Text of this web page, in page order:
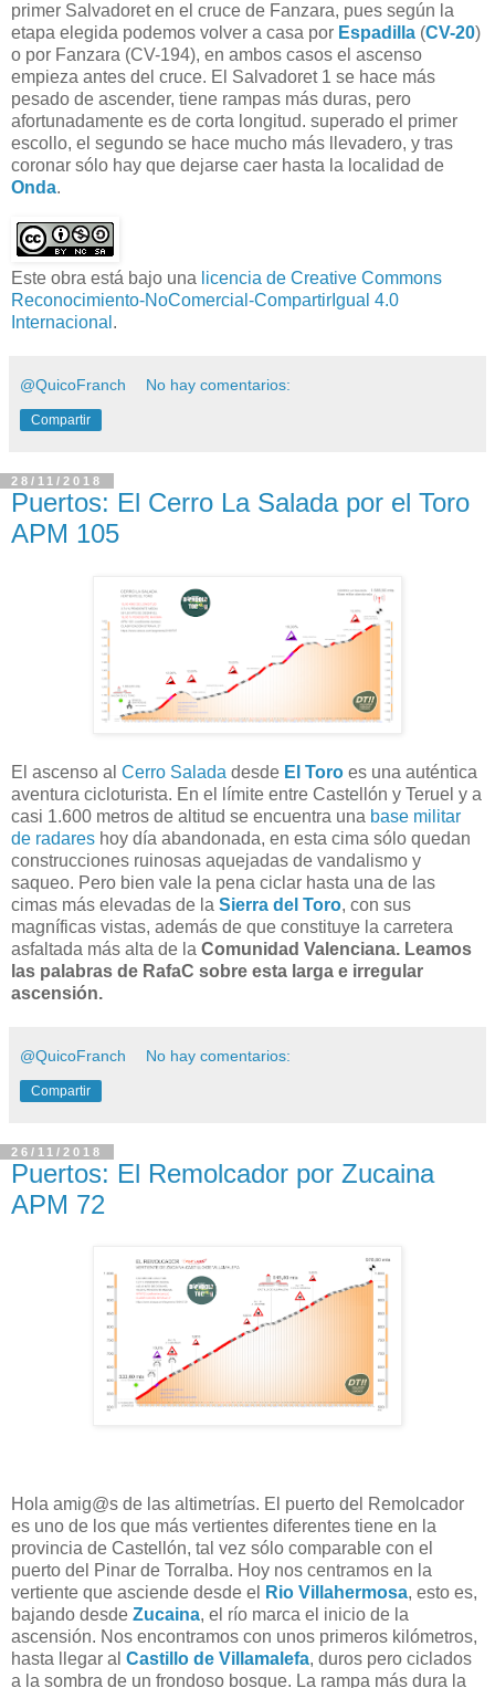
primer Salvadoret en el cruce de Fanzara, pues según la
etapa elegida podemos volver a casa por Espadilla (CV-20)
o por Fanzara (CV-194), en ambos casos el ascenso
empieza antes del cruce. El Salvadoret 1 se hace más
pesado de ascender, tiene rampas más duras, pero
afortunadamente es de corta longitud. superado el primer
escollo, el segundo se hace mucho más llevadero, y tras
coronar sólo hay que dejarse caer hasta la localidad de
Onda.
Este obra está bajo una licencia de Creative Commons
Reconocimiento-NoComercial-CompartirIgual 4.0
Internacional .
@QuicoFranch No hay comentarios:
Compartir
28/11/2018
Puertos: El Cerro La Salada por el Toro
APM 105
El ascenso al Cerro Salada desde El Toro es una auténtica
aventura cicloturista. En el límite entre Castellón y Teruel y a
casi 1.600 metros de altitud se encuentra una base militar
de radares hoy día abandonada, en esta cima sólo quedan
construcciones ruinosas aquejadas de vandalismo y
saqueo. Pero bien vale la pena ciclar hasta una de las
cimas más elevadas de la Sierra del Toro, con sus
magníficas vistas, además de que constituye la carretera
asfaltada más alta de la Comunidad Valenciana. Leamos
las palabras de RafaC sobre esta larga e irregular
ascensión.
@QuicoFranch No hay comentarios:
Compartir
26/11/2018
Puertos: El Remolcador por Zucaina
APM 72
Hola amig@s de las altimetrías. El puerto del Remolcador
es uno de los que más vertientes diferentes tiene en la
provincia de Castellón, tal vez sólo comparable con el
puerto del Pinar de Torralba. Hoy nos centramos en la
vertiente que asciende desde el
Rio Villahermosa, esto es,
bajando desde Zucaina, el río marca el inicio de la
ascensión. Nos encontramos con unos primeros kilómetros,
hasta llegar al Castillo de Villamalefa, duros pero ciclados
a la sombra de un frondoso bosque. La rampa más dura la